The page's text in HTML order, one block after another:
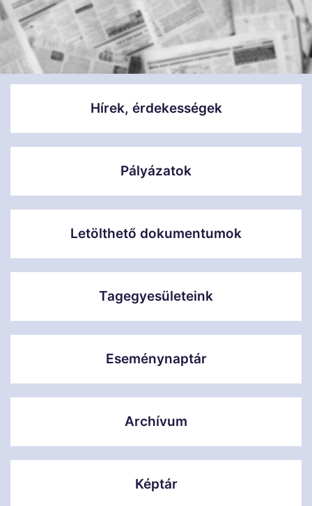
Hírek, érdekességek
Pályázatok
Letölthető dokumentumok
Tagegyesületeink
Eseménynaptár
Archívum
Képtár